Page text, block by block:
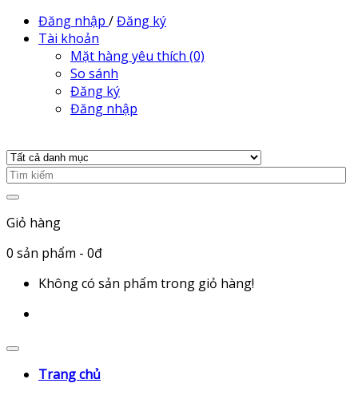
Đăng nhập /Đăng ký
Tài khoản
Mặt hàng yêu thích (0)
So sánh
Đăng ký
Đăng nhập
Giỏ hàng
0 sản phẩm - 0đ
Không có sản phẩm trong giỏ hàng!
Trang chủ